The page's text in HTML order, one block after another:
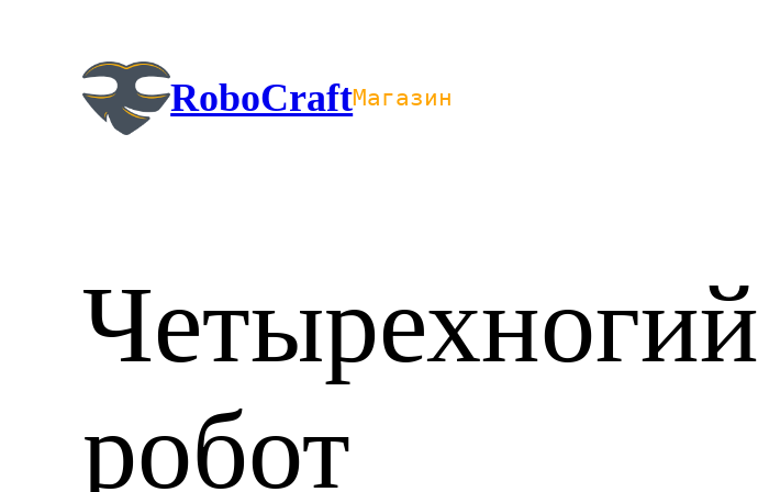
содержимому
RoboCraftМагазин
Четырехногий
робот